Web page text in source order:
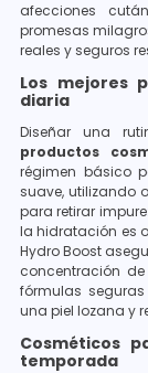
afecciones
promesas
reales y seguros
Los mejores
diaria
Diseñar una
productos
régimen básico
suave, utilizando
para retirar
la hidratación es
Hydro Boost
concentración
fórmulas
una piel lozana y
Cosméticos
temporada